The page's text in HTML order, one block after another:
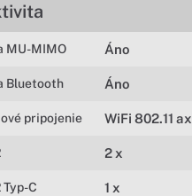
MU-MIMO Áno
Bluetooth Áno
pripojenie WiFi 802.11 ax
2 x
Typ-C 1 x